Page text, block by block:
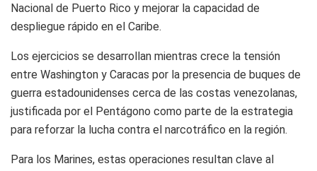
Nacional de Puerto Rico y mejorar la capacidad de
despliegue rápido en el Caribe.
Los ejercicios se desarrollan mientras crece la tensión
entre Washington y Caracas por la presencia de buques de
guerra estadounidenses cerca de las costas venezolanas,
justificada por el Pentágono como parte de la estrategia
para reforzar la lucha contra el narcotráfico en la región.
Para los Marines, estas operaciones resultan clave al